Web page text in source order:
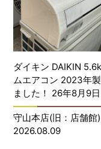
ダイキン DAIKIN
ムエアコン 2023年
ました！ 26年8月9日
守山本店(旧：店舗館)
2026.08.09